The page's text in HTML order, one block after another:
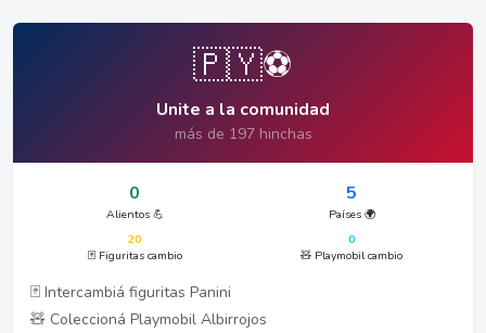
🇵🇾⚽
Unite a la comunidad
más de 197 hinchas
0
Alientos 💪
5
Países 🌍
20
🃏 Figuritas cambio
0
🧸 Playmobil cambio
🃏 Intercambiá figuritas Panini
🧸 Coleccioná Playmobil Albirrojos